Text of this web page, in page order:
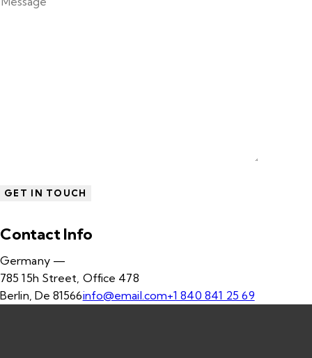
Contact Info
Germany —
785 15h Street, Office 478
Berlin, De 81566info@email.com+1 840 841 25 69